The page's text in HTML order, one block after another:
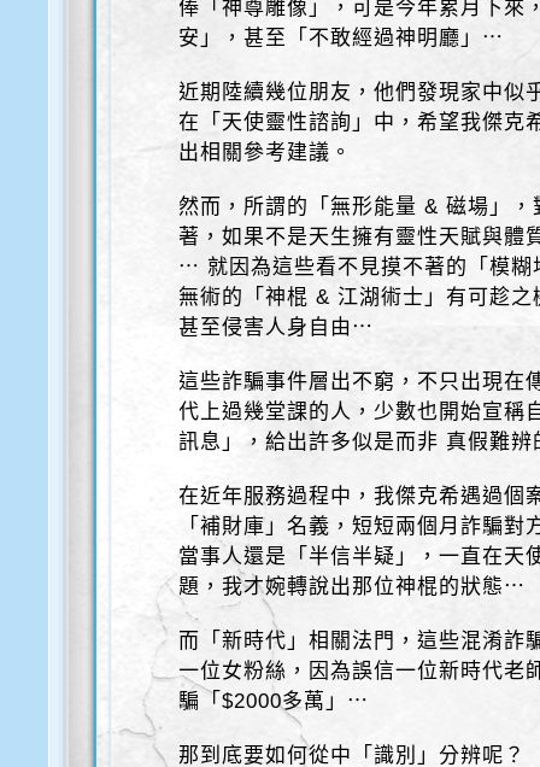
俸「神尊雕像」，可是今年累月下來
安」，甚至「不敢經過神明廳」⋯
近期陸續幾位朋友，他們發現家中似
在「天使靈性諮詢」中，希望我傑克
出相關參考建議。
然而，所謂的「無形能量 & 磁場」
著，如果不是天生擁有靈性天賦與體
⋯ 就因為這些看不見摸不著的「模糊
無術的「神棍 & 江湖術士」有可趁
甚至侵害人身自由⋯
這些詐騙事件層出不窮，不只出現在
代上過幾堂課的人，少數也開始宣稱
訊息」，給出許多似是而非 真假難辨
在近年服務過程中，我傑克希遇過個
「補財庫」名義，短短兩個月詐騙
當事人還是「半信半疑」，一直在天
題，我才婉轉說出那位神棍的狀態⋯
而「新時代」相關法門，這些混淆詐
一位女粉絲，因為誤信一位新時代老
騙「$2000多萬」⋯
那到底要如何從中「識別」分辨呢？